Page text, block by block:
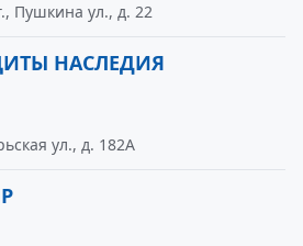
Пушкина ул., д. 22
НАСЛЕДИЯ
ул., д. 182А